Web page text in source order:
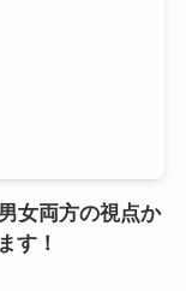
女両方の視点か
す！